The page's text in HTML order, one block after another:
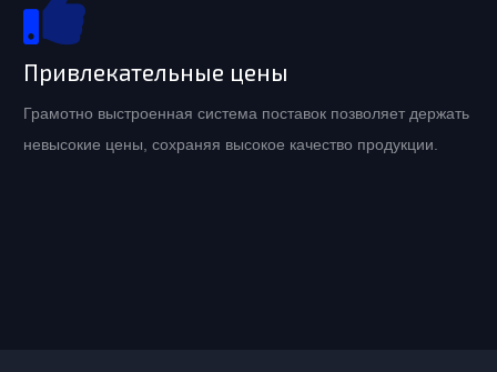
Привлекательные цены
Грамотно выстроенная система поставок позволяет держать
невысокие цены, сохраняя высокое качество продукции.